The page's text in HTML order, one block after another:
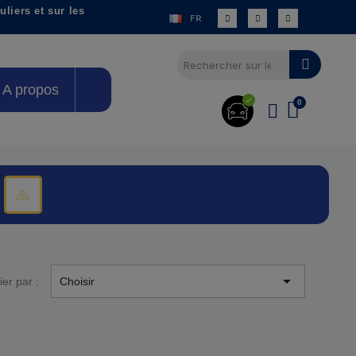
et sur les
FR
A propos
le filtre
Précisez votre année
par : Choisir 